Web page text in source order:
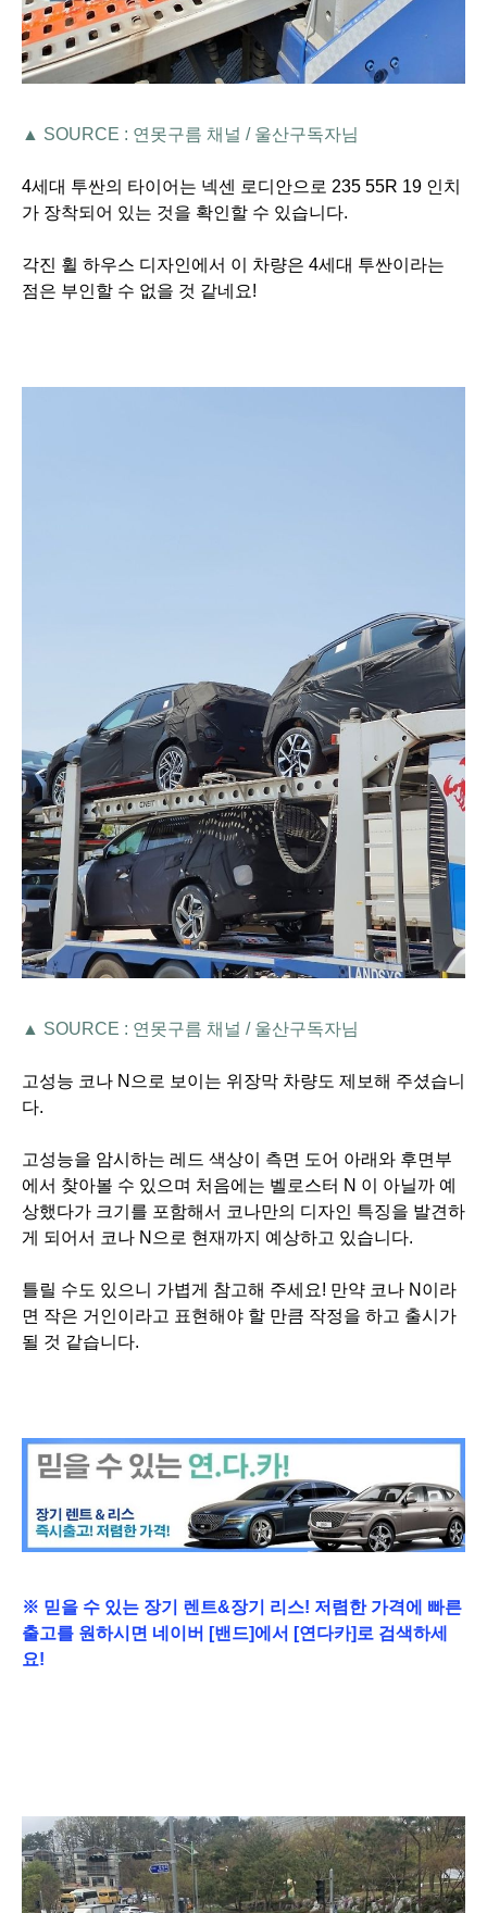
▲ SOURCE : 연못구름 채널 / 울산구독자님
4세대 투싼의 타이어는 넥센 로디안으로 235 55R 19 인치
가 장착되어 있는 것을 확인할 수 있습니다.
각진 휠 하우스 디자인에서 이 차량은 4세대 투싼이라는
점은 부인할 수 없을 것 같네요!
▲ SOURCE : 연못구름 채널 / 울산구독자님
고성능 코나 N으로 보이는 위장막 차량도 제보해 주셨습니
다.
고성능을 암시하는 레드 색상이 측면 도어 아래와 후면부
에서 찾아볼 수 있으며 처음에는 벨로스터 N 이 아닐까 예
상했다가 크기를 포함해서 코나만의 디자인 특징을 발견하
게 되어서 코나 N으로 현재까지 예상하고 있습니다.
틀릴 수도 있으니 가볍게 참고해 주세요! 만약 코나 N이라
면 작은 거인이라고 표현해야 할 만큼 작정을 하고 출시가
될 것 같습니다.
※ 믿을 수 있는 장기 렌트&장기 리스! 저렴한 가격에 빠른
출고를 원하시면 네이버 [밴드]에서 [연다카]로 검색하세
요!